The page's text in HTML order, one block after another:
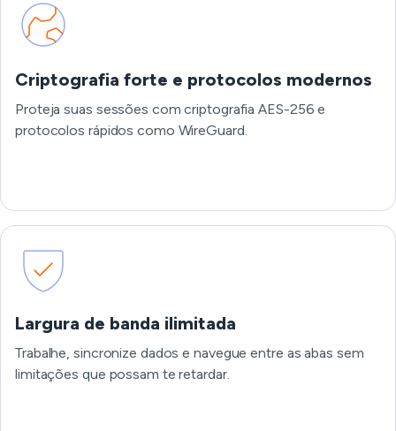
Criptografia forte e protocolos modernos
Proteja suas sessões com criptografia AES-256 e
protocolos rápidos como WireGuard.
Largura de banda ilimitada
Trabalhe, sincronize dados e navegue entre as abas sem
limitações que possam te retardar.